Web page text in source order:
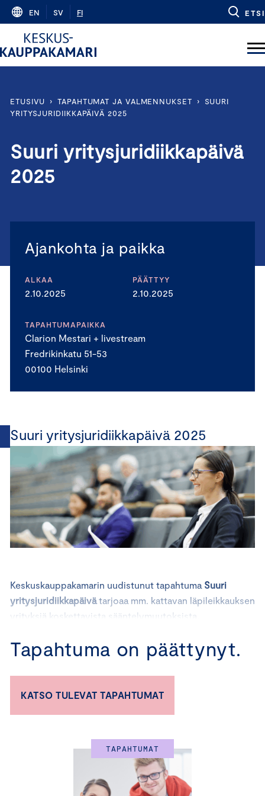
Skip
content
EN SV FI ETSI
ETUSIVU › TAPAHTUMAT JA VALMENNUKSET ›
SUURI
YRITYSJURIDIIKKAPÄIVÄ 2025
Suuri yritysjuridiikkapäivä
2025
Ajankohta ja paikka
ALKAA
2.10.2025
PÄÄTTYY
2.10.2025
TAPAHTUMAPAIKKA
Clarion Mestari + livestream
Fredrikinkatu 51-53
00100 Helsinki
Suuri yritysjuridiikkapäivä 2025
Keskuskauppakamarin uudistunut tapahtuma Suuri
yritysjuridiikkapäivätarjoaa mm. kattavan läpileikkauksen
yrityksiä koskettavista sääntelymuutoksista.
teemoihin johdattavat huippuasiantuntijat. Voit
osallistua tapahtumaan paikan päällä Helsingissä tai
etäyhteyden välityksellä.
Saat ajankohtaisen katsauksen yrityksiä koskeviin
Tapahtuma on päättynyt.
KATSO TULEVAT TAPAHTUMAT
TAPAHTUMAT